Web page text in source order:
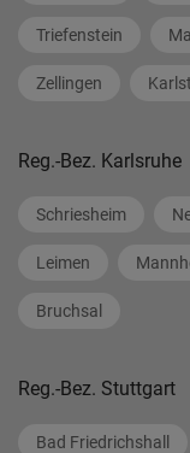
Triefenstein
Zellingen
Reg.-Bez. Karlsruhe
Schriesheim
Leimen
Bruchsal
Reg.-Bez. Stuttgart
Bad Friedrichshall